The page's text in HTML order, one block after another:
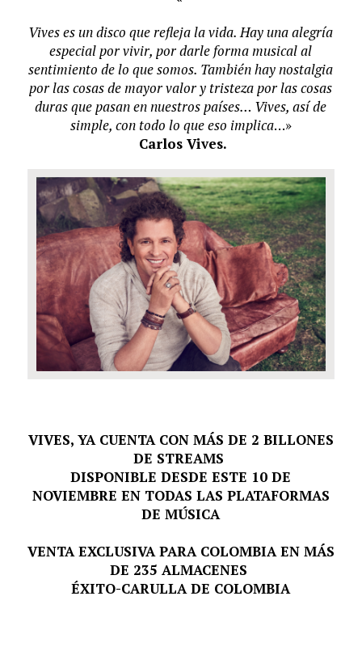
Vives es un disco que refleja la vida. Hay una alegría
especial por vivir, por darle forma musical al
sentimiento de lo que somos. También hay nostalgia
por las cosas de mayor valor y tristeza por las cosas
duras que pasan en nuestros países… Vives, así de
simple, con todo lo que eso implica…»
Carlos Vives.
VIVES, YA CUENTA CON MÁS DE 2 BILLONES
DE STREAMS
DISPONIBLE DESDE ESTE 10 DE
NOVIEMBRE EN TODAS LAS PLATAFORMAS
DE MÚSICA
VENTA EXCLUSIVA PARA COLOMBIA EN MÁS
DE 235 ALMACENES
ÉXITO-CARULLA DE COLOMBIA